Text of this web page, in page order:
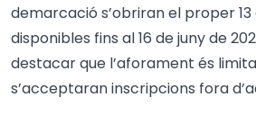
demarcació s’obriran el proper
disponibles fins al 16 de juny de
destacar que l’aforament és
s’acceptaran inscripcions fora